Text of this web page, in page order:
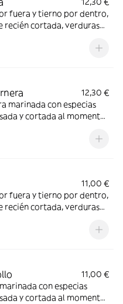
fuera y tierno por dentro,
recién cortada, verduras
12,30 €
marinada con especias
y cortada al momento.
11,00 €
fuera y tierno por dentro,
recién cortada, verduras
11,00 €
con especias
y cortada al momento.